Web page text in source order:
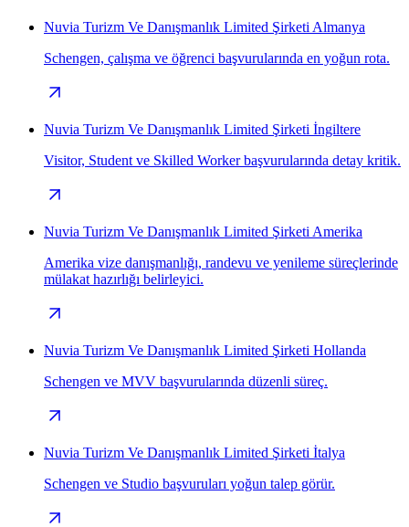
Nuvia Turizm Ve Danışmanlık Limited Şirketi Almanya
Schengen, çalışma ve öğrenci başvurularında en yoğun rota.
Nuvia Turizm Ve Danışmanlık Limited Şirketi İngiltere
Visitor, Student ve Skilled Worker başvurularında detay kritik.
Nuvia Turizm Ve Danışmanlık Limited Şirketi Amerika
Amerika vize danışmanlığı, randevu ve yenileme süreçlerinde
mülakat hazırlığı belirleyici.
Nuvia Turizm Ve Danışmanlık Limited Şirketi Hollanda
Schengen ve MVV başvurularında düzenli süreç.
Nuvia Turizm Ve Danışmanlık Limited Şirketi İtalya
Schengen ve Studio başvuruları yoğun talep görür.